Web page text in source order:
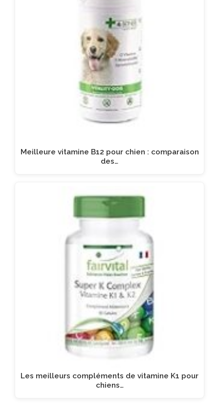
Meilleure vitamine B12 pour chien : comparaison
des…
Les meilleurs compléments de vitamine K1 pour
chiens…